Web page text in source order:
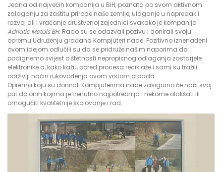
Jedna od najvećih kompanija u BiH, poznata po svom aktivnom
zalaganju za zaštitu prirode naše zemlje, ulaganje u napredak i
razvoj ali i vraćanje društvenoj zajednici svakako je kompanija
Adriatic Metals BH. Rado su se odazvali pozivu i donirali svoju
opremu Udruženju građana Kompjuteri nade. Pozitivno iznenađeni
ovom idejom odlučili su da se pridruže našim naporima da
podignemo svijest o štetnosti nepropisnog odlaganja zastarjele
elektronike a, kako kažu, pored procesa reciklaže i sami su tražili
održiviji način rukovođenja ovom vrstom otpada.
Oprema koju su donirali Kompjuterima nade zasigurno će naći svoj
put do onih kojima je trenutno najpotrebnija i nekome olakšati ili
omogućiti kvalitetnije školovanje i rad.